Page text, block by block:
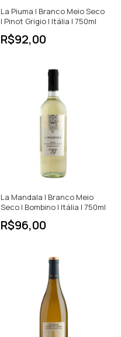
La Piuma | Branco Meio Seco
| Pinot Grigio | Itália | 750ml
R$92,00
La Mandala | Branco Meio
Seco | Bombino | Itália | 750ml
R$96,00